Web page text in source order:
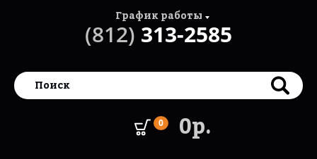
0 0р.
График работы
(812) 313-2585